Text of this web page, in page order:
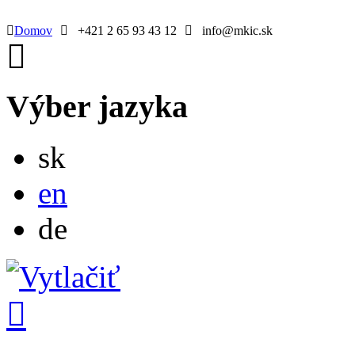
Domov +421 2 65 93 43 12 info@mkic.sk
Výber jazyka
sk
en
de